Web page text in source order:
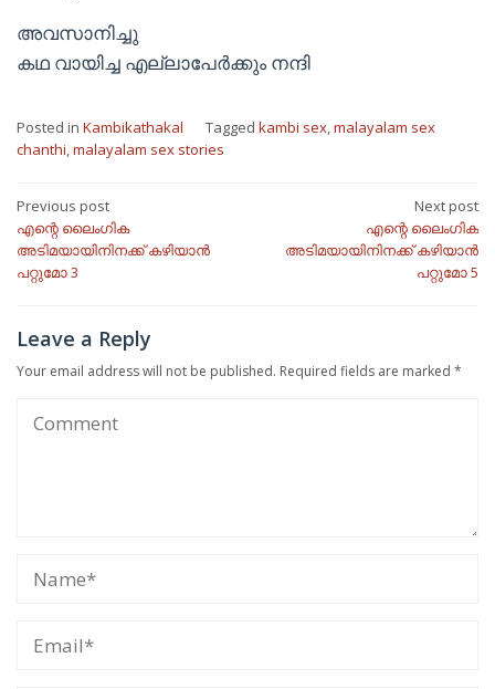
അവസാനിച്ചു
കഥ വായിച്ച എല്ലാപേര്‍ക്കും നന്ദി
Posted in Kambikathakal Tagged kambi sex,malayalam sex
chanthi,malayalam sex stories
Post
navigation
Previous post
എന്റെ ലൈംഗിക
അടിമയായിനിനക്ക് കഴിയാൻ
പറ്റുമോ 3
Next post
എന്റെ ലൈംഗിക
അടിമയായിനിനക്ക് കഴിയാൻ
പറ്റുമോ 5
Leave a Reply
Your email address will not be published. Required fields are marked *